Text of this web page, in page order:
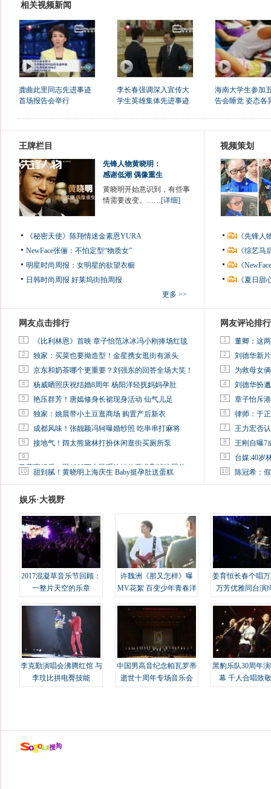
相关视频新闻
龚曲此里同志先进事迹
首场报告会举行
李长春强调深入宣传大
学生英雄集体先进事迹
海南大学生参加
告会睡觉 姿态各
王牌栏目
先锋人物黄晓明：
感谢低潮 偶像重生
黄晓明开始意识到，有些事
情需要改变。……[详细]
《秘密天使》陈翔情迷金素恩YURA
NewFace张俪：不怕定型“物质女”
明星时尚周报：女明星的欲望衣橱
日韩时尚周报 好莱坞街拍周报
更多 >>
视频策划
《先锋
《综艺
《
《夏日
网友点击排行
1 《比利林恩》首映 章子怡范冰冰冯小刚捧场红毯
2 独家：买菜也要拗造型！金星携女逛街有派头
3 京东和奶茶哪个更重要？刘强东的回答全场大笑！
4 杨威晒照庆祝结婚8周年 杨阳洋轻抚妈妈孕肚
5 艳压群芳！唐嫣修身长裙现身活动 仙气儿足
6 独家：姚晨带小土豆逛商场 购置产后新衣
7 成都风味！张靓颖冯轲曝婚纱照 吃串串打麻将
8 接地气！阔太熊黛林打扮休闲逛街买厕所泵
9
马蓉离婚后，砸1000万人民币给媒体要求删掉这照片
10 甜到腻！黄晓明上海庆生 Baby挺孕肚送蛋糕
网友评论排行
1 董卿：这
2 刘德华新
3 为救母女
4 刘德华扮
5 章子怡斥
6 律师：于
7 王力宏否
8 王刚自曝7
9 台媒:40岁
10 陈冠希：
娱乐·大视野
2017混凝草音乐节回顾：
一整片天空的乐章
许魏洲《那又怎样》曝
MV花絮 百变少年青春洋
姜育恒长春个唱
万芳优雅同台演
李克勤演唱会沸腾红馆 与
李玟比拼电臀技能
中国男高音纪念帕瓦罗蒂
逝世十周年专场音乐会
黑豹乐队30周年
幕 千人合唱致